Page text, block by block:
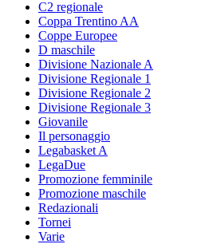
C2 regionale
Coppa Trentino AA
Coppe Europee
D maschile
Divisione Nazionale A
Divisione Regionale 1
Divisione Regionale 2
Divisione Regionale 3
Giovanile
Il personaggio
Legabasket A
LegaDue
Promozione femminile
Promozione maschile
Redazionali
Tornei
Varie